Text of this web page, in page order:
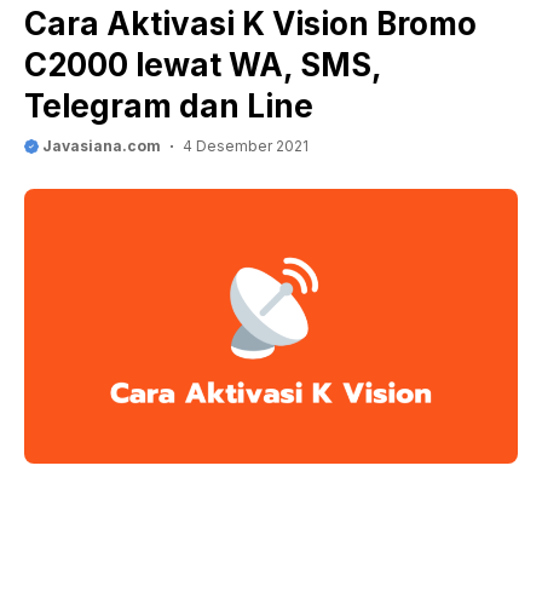
Cara Aktivasi K Vision Bromo
C2000 lewat WA, SMS,
Telegram dan Line
Javasiana.com 4 Desember 2021